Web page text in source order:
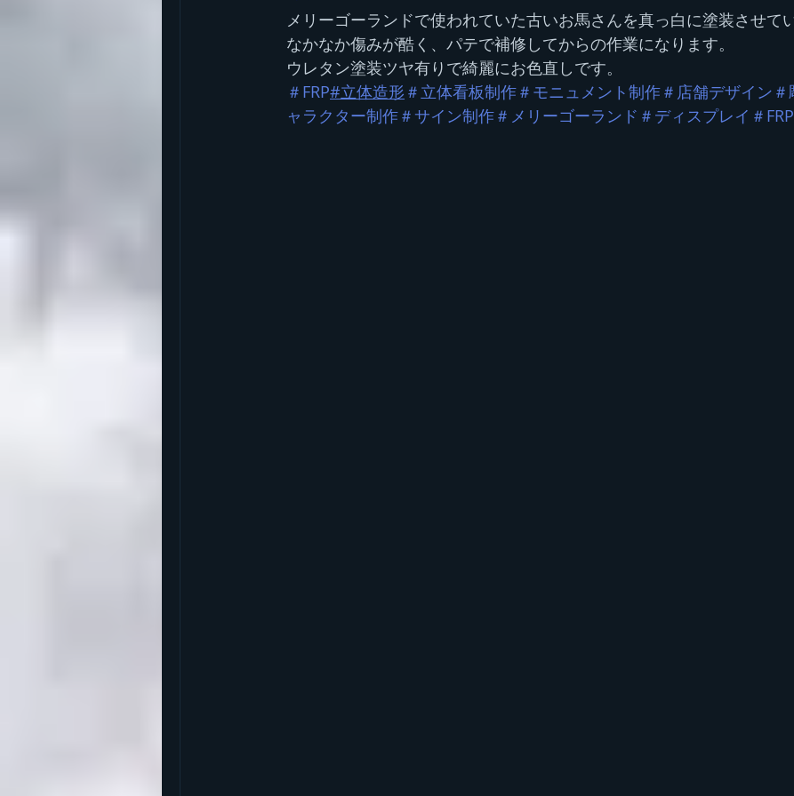
メリーゴーランドで使われていた古いお馬さんを真っ白に塗装させて
なかなか傷みが酷く、パテで補修してからの作業になります。
ウレタン塗装ツヤ有りで綺麗にお色直しです。
＃FRP#立体造形 ＃立体看板制作＃モニュメント制作＃店舗デザイン
ャラクター制作＃サイン制作＃メリーゴーランド＃ディスプレイ＃